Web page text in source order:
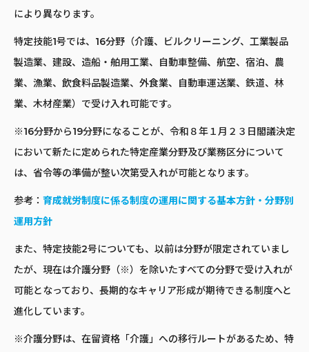
により異なります。
特定技能1号では、16分野（介護、ビルクリーニング、工業製品
製造業、建設、造船・舶用工業、自動車整備、航空、宿泊、農
業、漁業、飲食料品製造業、外食業、自動車運送業、鉄道、林
業、木材産業）で受け入れ可能です。
※16分野から19分野になることが、令和８年１月２３日閣議決定
において新たに定められた特定産業分野及び業務区分について
は、省令等の準備が整い次第受入れが可能となります。
参考： 育成就労制度に係る制度の運用に関する基本方針・分野別
運用方針
また、特定技能2号についても、以前は分野が限定されていまし
たが、現在は介護分野（※）を除いたすべての分野で受け入れが
可能となっており、長期的なキャリア形成が期待できる制度へと
進化しています。
※介護分野は、在留資格「介護」への移行ルートがあるため、特